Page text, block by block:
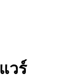
วร์